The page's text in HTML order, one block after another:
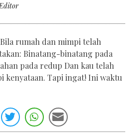
Bila rumah dan mimpi telah
Binatang-binatang pada
pada redup Dan kau telah
kenyataan. Tapi ingat! Ini waktu